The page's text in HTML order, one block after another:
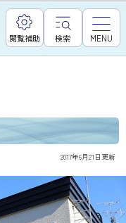
閲覧補助 検索 MENU
2017年6月21日 更新